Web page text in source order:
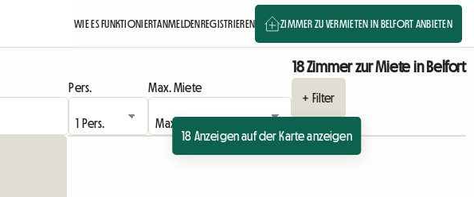
WIE ES FUNKTIONIERTANMELDENREGISTRIEREN ZIMMER ZU VERMIETEN IN BELFORT ANBIETEN
18 Zimmer zur Miete in Belfort
Pers.
Max. Miete
+ Filter
18 Anzeigen auf der Karte anzeigen